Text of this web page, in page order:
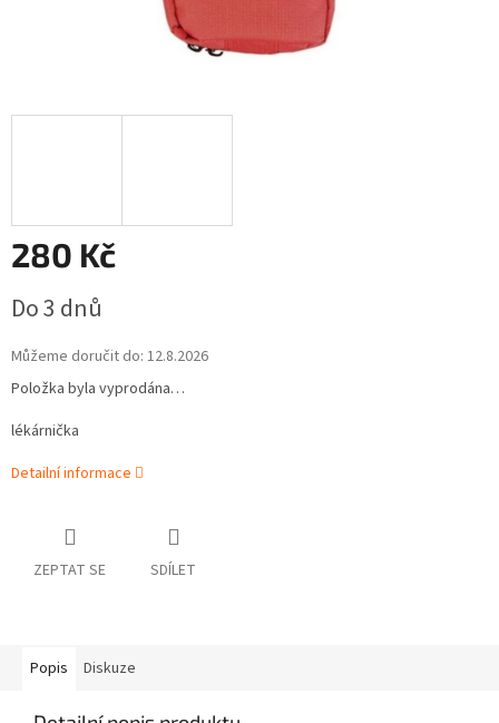
280 Kč
cena:
Do 3 dnů
Můžeme doručit do: 12.8.2026
Položka byla vyprodána…
lékárnička
Detailní informace
ZEPTAT SE SDÍLET
Popis Diskuze